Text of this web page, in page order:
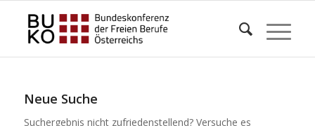
Neue Suche
Suchergebnis nicht zufriedenstellend? Versuche es